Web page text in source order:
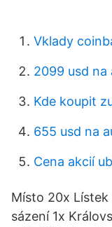
Vklady
2099 usd na
Kde koupit
655 usd na
Cena akcií
Místo 20x
sázení 1x